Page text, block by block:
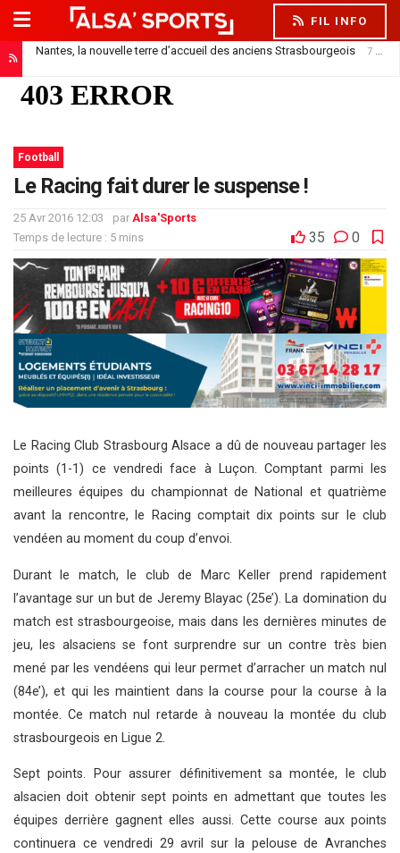
FIL INFO
Nantes, la nouvelle terre d’accueil des anciens Strasbourgeois 7 août 2026
Football
Le Racing fait durer le suspense !
25 Avr 2016 12:03 par Alsa'Sports
Temps de lecture : 5 mins
35 0
Le Racing Club Strasbourg Alsace a dû de nouveau partager les
points (1-1) ce vendredi face à Luçon. Comptant parmi les
meilleures équipes du championnat de National et quatrième
avant la rencontre, le Racing comptait dix points sur le club
vendéen au moment du coup d’envoi.
Durant le match, le club de Marc Keller prend rapidement
l’avantage sur un but de Jeremy Blayac (25e’). La domination du
match est strasbourgeoise, mais dans les dernières minutes de
jeu, les alsaciens se font surprendre sur un contre très bien
mené par les vendéens qui leur permet d’arracher un match nul
(84e’), et qui les maintient dans la course pour la course à la
montée. Ce match nul retarde à nouveau la montée du club
strasbourgeois en Ligue 2.
Sept points. Pour assurer définitivement sa montée, le club
alsacien doit obtenir sept points en admettant que toutes les
équipes derrière gagnent elles aussi. Cette course aux points
continuera ce vendredi 29 avril sur la pelouse de Avranches